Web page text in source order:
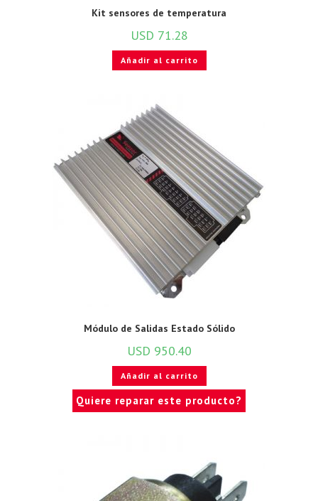
Kit sensores de temperatura
USD 71.28
Añadir al carrito
Módulo de Salidas Estado Sólido
USD 950.40
Añadir al carrito
Quiere reparar este producto?